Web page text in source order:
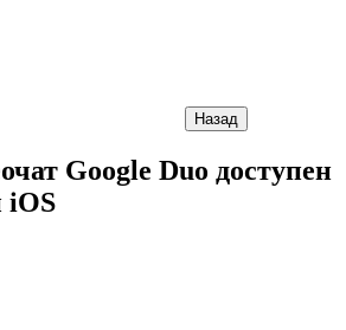
Назад
Google Duo доступен
iOS